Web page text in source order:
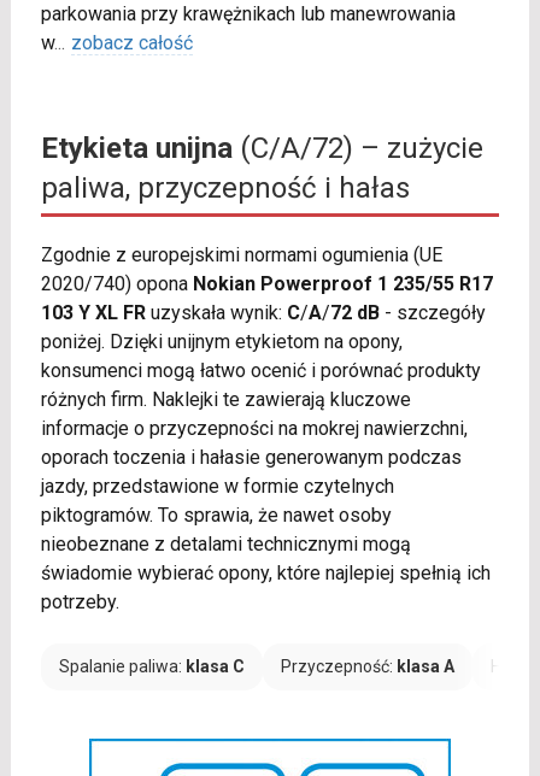
parkowania przy krawężnikach lub manewrowania
w... zobacz całość
Etykieta unijna(C/A/72) – zużycie
paliwa, przyczepność i hałas
Zgodnie z europejskimi normami ogumienia (UE
2020/740) opona Nokian Powerproof 1 235/55 R17
103 Y XL FRuzyskała wynik: C/A/72 dB- szczegóły
poniżej. Dzięki unijnym etykietom na opony,
konsumenci mogą łatwo ocenić i porównać produkty
różnych firm. Naklejki te zawierają kluczowe
informacje o przyczepności na mokrej nawierzchni,
oporach toczenia i hałasie generowanym podczas
jazdy, przedstawione w formie czytelnych
piktogramów. To sprawia, że nawet osoby
nieobeznane z detalami technicznymi mogą
świadomie wybierać opony, które najlepiej spełnią ich
potrzeby.
Spalanie paliwa: klasa C Przyczepność: klasa A